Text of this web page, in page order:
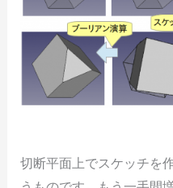
切断平面上でスケッチを